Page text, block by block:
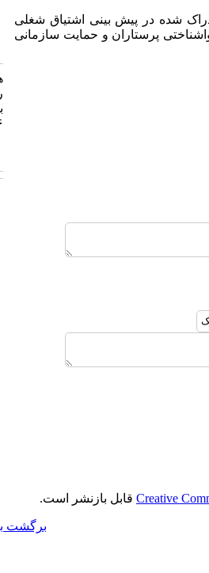
شده در پیش بینی اشتیاق شغلی
پرستاران و حمایت سازمانی
Creative قابل بازنشر است.
برگشت